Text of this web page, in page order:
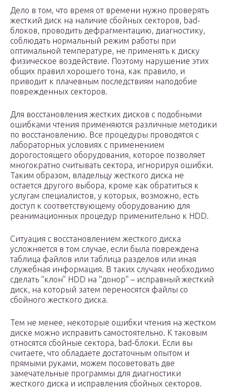
Дело в том, что время от времени нужно проверять
жесткий диск на наличие сбойных секторов, bad-
блоков, проводить дефрагментацию, диагностику,
соблюдать нормальный режим работы при
оптимальной температуре, не применять к диску
физическое воздействие. Поэтому нарушение этих
общих правил хорошего тона, как правило, и
приводит к плачевным последствиям наподобие
поврежденных секторов.
Для восстановления жестких дисков с подобными
ошибками чтения применяются различные методики
по восстановлению. Все процедуры проводятся с
лабораторных условиях с применением
дорогостоящего оборудования, которое позволяет
многократно считывать сектора, игнорируя ошибки.
Таким образом, владельцу жесткого диска не
остается другого выбора, кроме как обратиться к
услугам специалистов, у которых, возможно, есть
доступ к соответствующему оборудованию для
реанимационных процедур применительно к HDD.
Ситуация с восстановлением жесткого диска
усложняется в том случае, если была повреждена
таблица файлов или таблица разделов или иная
служебная информация. В таких случаях необходимо
сделать “клон” HDD на “донор” – исправный жесткий
диск, на который затем переносятся файлы со
сбойного жесткого диска.
Тем не менее, некоторые ошибки чтения на жестком
диске можно исправить самостоятельно. К таковым
относятся сбойные сектора, bad-блоки. Если вы
считаете, что обладаете достаточным опытом и
прямыми руками, можем посоветовать две
замечательные программы для диагностики
жесткого диска и исправления сбойных секторов.